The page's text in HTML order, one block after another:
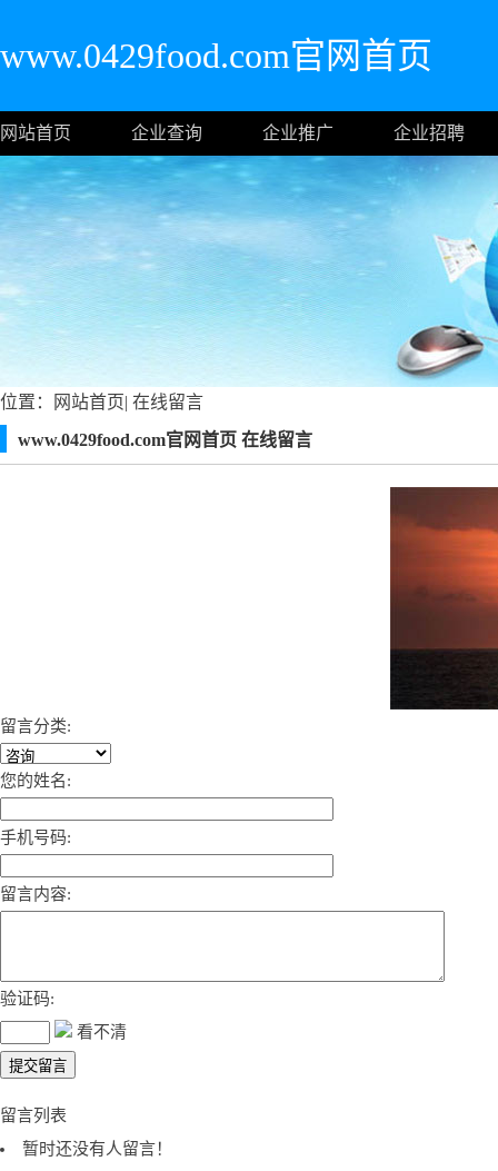
www.0429food.com官网首页
网站首页 企业查询 企业推广 企业招聘
位置： 网站首页| 在线留言
www.0429food.com官网首页 在线留言
留言分类:
您的姓名:
手机号码:
留言内容:
验证码:
看不清
留言列表
暂时还没有人留言！